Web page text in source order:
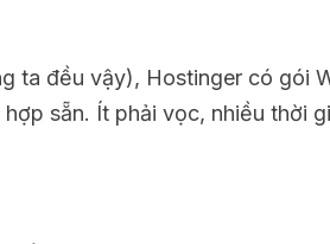
ta đều vậy), Hostinger có gói
sẵn. Ít phải vọc, nhiều thời